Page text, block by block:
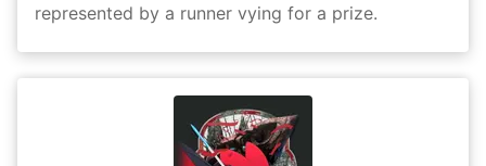
represented by a runner vying for a prize.